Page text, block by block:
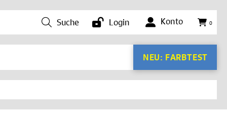
Suche Login Konto 0
NEU: FARBTEST